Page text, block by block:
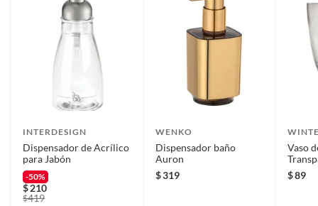
INTERDESIGN
Dispensador de Acrílico
para Jabón
-50%
$210
$419
WENKO
Dispensador baño
Auron
$319
Vaso
$89